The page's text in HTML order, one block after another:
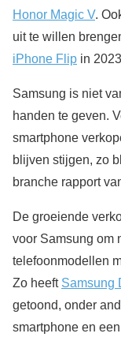
Honor Magic V.
uit te willen
iPhone Flip in
Samsung is niet
handen te geven.
smartphone
blijven stijgen, zo
branche rapport
De groeiende
voor Samsung om
telefoonmodellen
Zo heeft Samsung
getoond, onder
smartphone en